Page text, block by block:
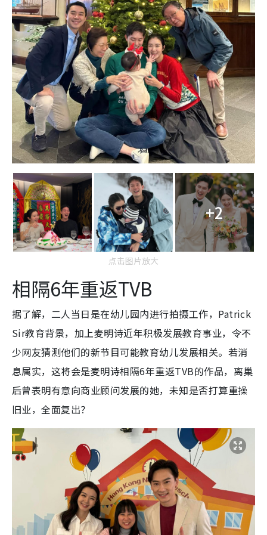
+2
点击图片放大
相隔6年重返TVB
据了解，二人当日是在幼儿园内进行拍摄工作，Patrick
Sir教育背景，加上麦明诗近年积极发展教育事业，令不
少网友猜测他们的新节目可能教育幼儿发展相关。若消
息属实，这将会是麦明诗相隔6年重返TVB的作品，离巢
后曾表明有意向商业顾问发展的她，未知是否打算重操
旧业，全面复出？